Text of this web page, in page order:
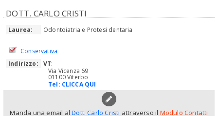
DOTT. CARLO CRISTI
Laurea: Odontoiatria e Protesi dentaria
Conservativa
Indirizzo:
VT:
Via Vicenza 69
01100 Viterbo
Tel: CLICCA QUI
Manda una email alDott. Carlo Cristi attraverso il Modulo Contatti